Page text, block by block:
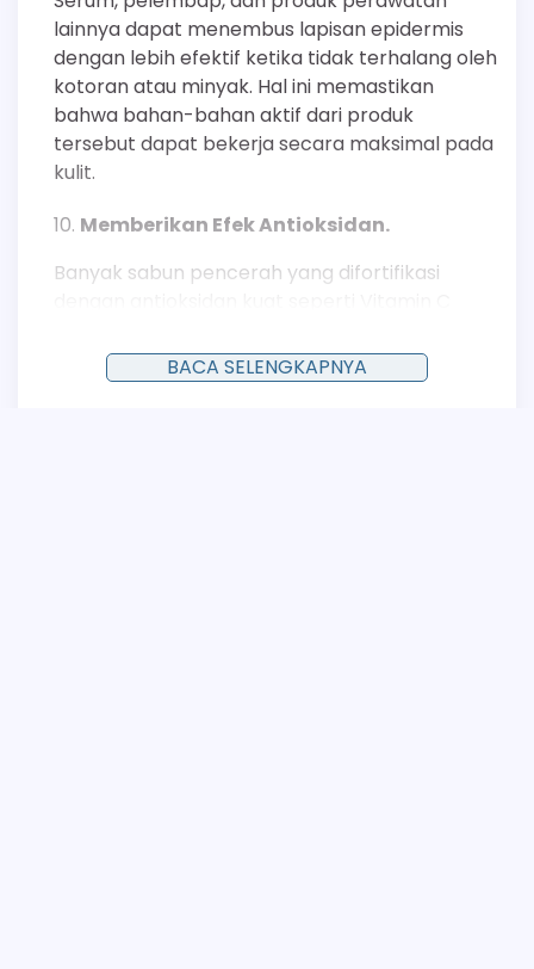
lainnya dapat menembus lapisan epidermis
dengan lebih efektif ketika tidak terhalang oleh
kotoran atau minyak. Hal ini memastikan
bahwa bahan-bahan aktif dari produk
tersebut dapat bekerja secara maksimal pada
kulit.
Memberikan Efek Antioksidan.
Banyak sabun pencerah yang difortifikasi
Antioksidan ini berperan penting dalam
menetralisir radikal bebas, molekul tidak stabil
BACA SELENGKAPNYA